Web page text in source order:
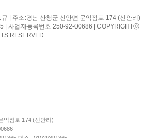
| 주소:경남 산청군 신안면 문익점로 174 (신안리)
| 사업자등록번호 250-92-00686 | COPYRIGHTⓒ
RESERVED.
익점로 174 (신안리)